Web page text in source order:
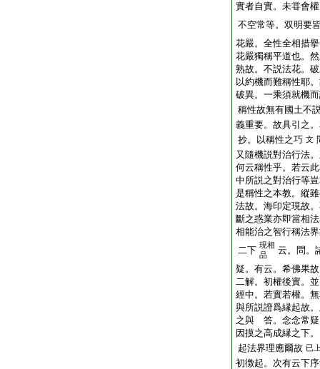
實者自實。未甞會
不空常等。双明要
花嚴。全性全相措
花嚴獨稱平道也。
熟故。不説法花。
以約機而難稱性耶
破異。一乘須就機
稱性故無有國土不
義重要。故具引之
抄。以稱性之巧 文
又隨機説對治行法
何云稱性乎。若云
中所説之對治行等
是稱性之本教。縱
法故。海印定現故
斷之惑業亦即當相
相能治之智行稱法
二下 現相
品
云。問。
疑。有云。希佛果
二解。初權後實。
經中。若實若權。
與所説證爲縁起故
之與 答。念念常疑
因摸之高成縁之下
起法界理應爾故 已
初徴起。次有云下